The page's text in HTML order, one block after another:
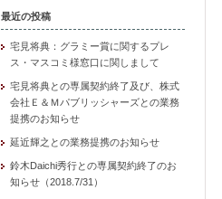
最近の投稿
宅見将典：グラミー賞に関するプレ
ス・マスコミ様窓口に関しまして
宅見将典との専属契約終了及び、株式
会社Ｅ＆Ｍパブリッシャーズとの業務
提携のお知らせ
延近輝之との業務提携のお知らせ
鈴木Daichi秀行との専属契約終了のお
知らせ（2018.7/31）